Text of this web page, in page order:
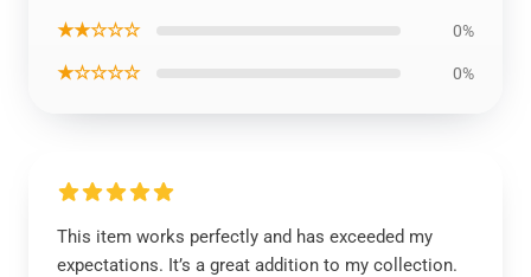
★★☆☆☆ 0%
★☆☆☆☆ 0%
This item works perfectly and has exceeded my
expectations. It’s a great addition to my collection.